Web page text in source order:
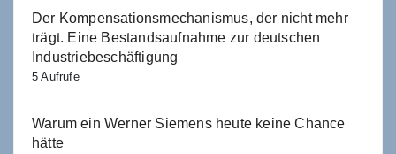
Der Kompensationsmechanismus, der nicht mehr
trägt. Eine Bestandsaufnahme zur deutschen
Industriebeschäftigung
5 Aufrufe
Warum ein Werner Siemens heute keine Chance
hätte